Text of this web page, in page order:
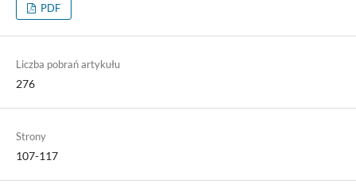
PDF
Liczba pobrań artykułu
276
Strony
107-117